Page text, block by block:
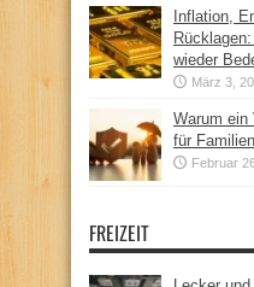
Inflation,
wieder
März 3,
Warum ein
für
Februar
FREIZEIT